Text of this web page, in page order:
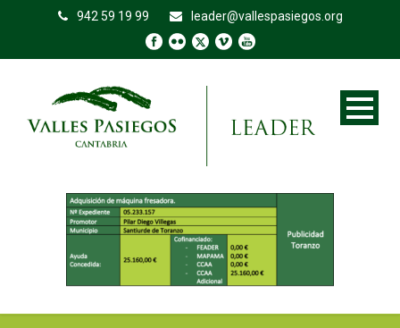
942 59 19 99 leader@vallespasiegos.org